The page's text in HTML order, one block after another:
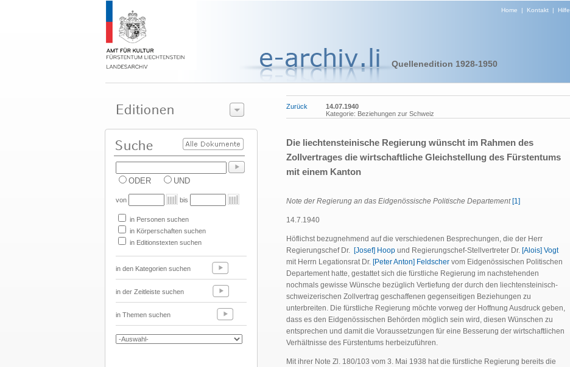
Home | Kontakt| Hilfe
Quellenedition 1928-1950
ODER UND
von bis
in Personen suchen
in Körperschaften suchen
in Editionstexten suchen
in den Kategorien suchen
in der Zeitleiste suchen
in Themen suchen
Zurück
14.07.1940
Kategorie: Beziehungen zur Schweiz
Die liechtensteinische Regierung wünscht im Rahmen des
Zollvertrages die wirtschaftliche Gleichstellung des Fürstentums
mit einem Kanton
Note der Regierung an das Eidgenössische Politische Departement [1]
14.7.1940
Höflichst bezugnehmend auf die verschiedenen Besprechungen, die der Herr
Regierungschef Dr. [Josef] Hoop und Regierungschef-Stellvertreter Dr. [Alois] Vogt
mit Herrn Legationsrat Dr. [Peter Anton] Feldscher vom Eidgenössischen Politischen
Departement hatte, gestattet sich die fürstliche Regierung im nachstehenden
nochmals gewisse Wünsche bezüglich Vertiefung der durch den liechtensteinisch-
schweizerischen Zollvertrag geschaffenen gegenseitigen Beziehungen zu
unterbreiten. Die fürstliche Regierung möchte vorweg der Hoffnung Ausdruck geben,
dass es den Eidgenössischen Behörden möglich sein wird, diesen Wünschen zu
entsprechen und damit die Voraussetzungen für eine Besserung der wirtschaftlichen
Verhältnisse des Fürstentums herbeizuführen.
Mit ihrer Note Zl. 180/103 vom 3. Mai 1938 hat die fürstliche Regierung bereits die